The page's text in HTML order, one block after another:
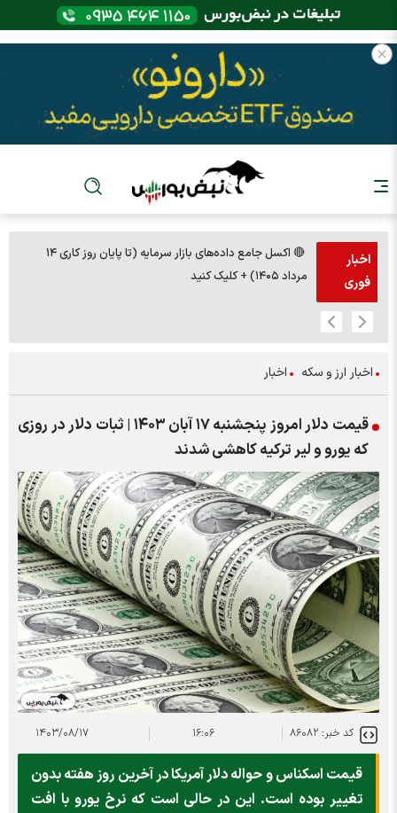
اخبار
فوری
🔴 اکسل جامع داده‌های بازار سرمایه (تا پایان روز کاری ۱۴
مرداد ۱۴۰۵) + کلیک کنید
اخبار ارز و سکه اخبار
قیمت دلار امروز پنجشنبه ۱۷ آبان ۱۴۰۳ | ثبات دلار در روزی
که یورو و لیر ترکیه کاهشی شدند
کد خبر: ۸۶۰۸۲ ۱۶:۰۶ ۱۴۰۳/۰۸/۱۷
قیمت اسکناس و حواله دلار آمریکا در آخرین روز هفته بدون
تغییر بوده است. این در حالی است که نرخ یورو با افت